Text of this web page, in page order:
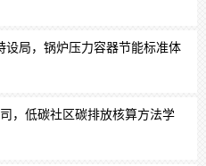
设局，锅炉压力容器节能标准体
，低碳社区碳排放核算方法学